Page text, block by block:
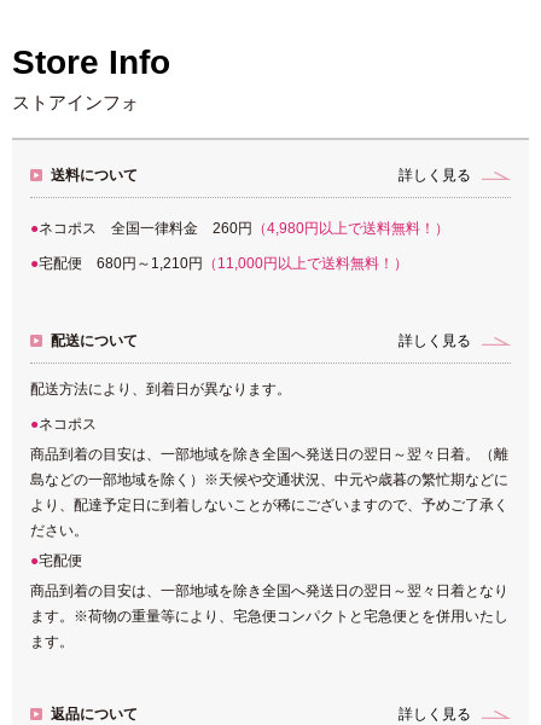
Store Info
ストアインフォ
送料について 詳しく見る
ネコポス 全国一律料金 260円 （4,980円以上で送料無料！）
宅配便 680円～1,210円 （11,000円以上で送料無料！）
配送について 詳しく見る
配送方法により、到着日が異なります。
ネコポス
商品到着の目安は、一部地域を除き全国へ発送日の翌日～翌々日着。（離
島などの一部地域を除く）※天候や交通状況、中元や歳暮の繁忙期などに
より、配達予定日に到着しないことが稀にございますので、予めご了承く
ださい。
宅配便
商品到着の目安は、一部地域を除き全国へ発送日の翌日～翌々日着となり
ます。※荷物の重量等により、宅急便コンパクトと宅急便とを併用いたし
ます。
返品について 詳しく見る